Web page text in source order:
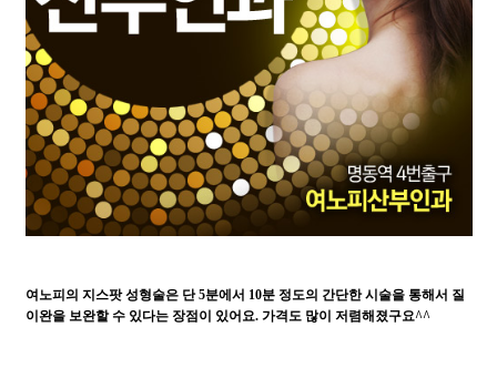
여노피의 지스팟 성형술은 단 5분에서 10분 정도의 간단한 시술을 통해서 질
이완을 보완할 수 있다는 장점이 있어요. 가격도 많이 저렴해졌구요^^